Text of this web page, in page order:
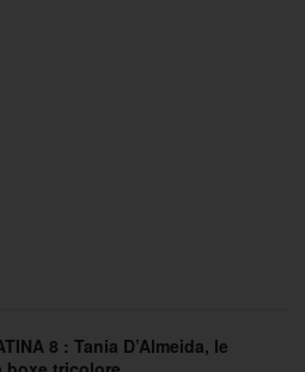
8 : Tania D’Almeida, le